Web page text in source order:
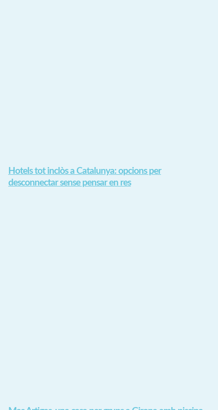
Hotels tot inclòs a Catalunya: opcions per
desconnectar sense pensar en res